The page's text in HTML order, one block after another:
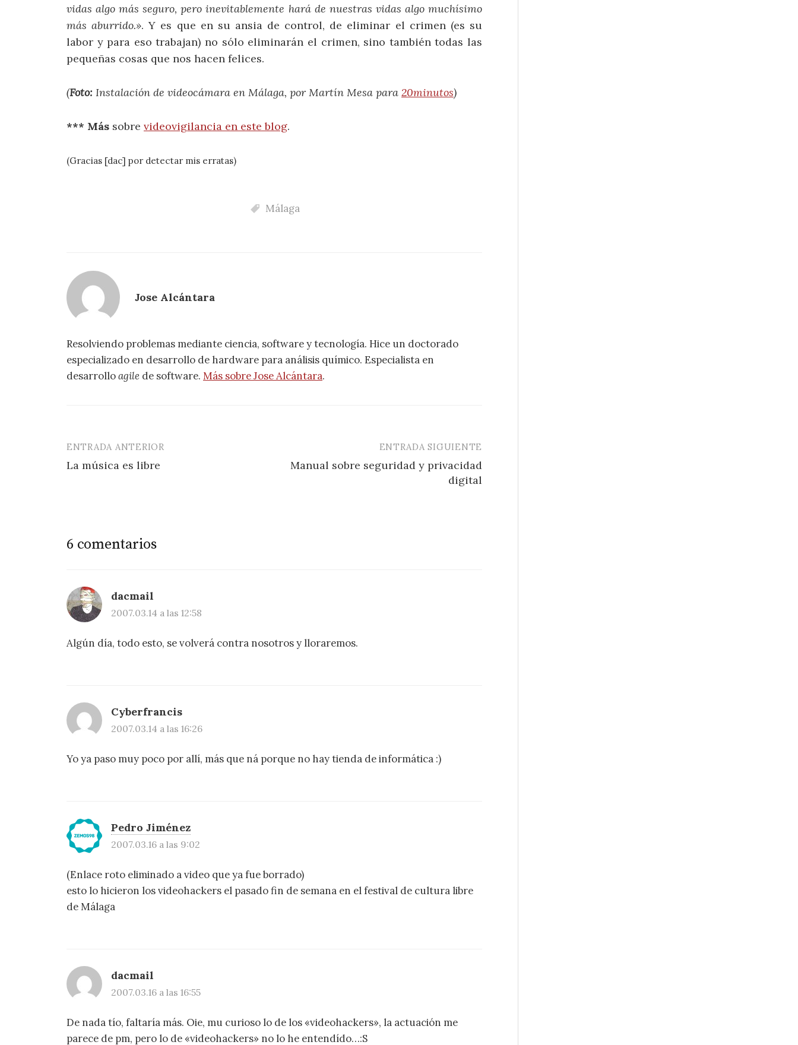
vidas algo más seguro, pero inevitablemente hará de nuestras vidas algo muchísimo
más aburrido.». Y es que en su ansia de control, de eliminar el crimen (es su
labor y para eso trabajan) no sólo eliminarán el crimen, sino también todas las
pequeñas cosas que nos hacen felices.
(Foto: Instalación de videocámara en Málaga, por Martín Mesa para 20minutos)
*** Más sobre videovigilancia en este blog.
(Gracias [dac] por detectar mis erratas)
Málaga
Jose Alcántara
Resolviendo problemas mediante ciencia, software y tecnología. Hice un doctorado
especializado en desarrollo de hardware para análisis químico. Especialista en
desarrolloagile de software. Más sobre Jose Alcántara.
Navegación
de
ENTRADA ANTERIOR
La música es libre
ENTRADA SIGUIENTE
Manual sobre seguridad y privacidad
digital
6 comentarios
dacmail
2007.03.14 a las 12:58
Algún día, todo esto, se volverá contra nosotros y lloraremos.
Cyberfrancis
2007.03.14 a las 16:26
Yo ya paso muy poco por allí, más que ná porque no hay tienda de informática :)
Pedro Jiménez
2007.03.16 a las 9:02
(Enlace roto eliminado a video que ya fue borrado)
esto lo hicieron los videohackers el pasado fin de semana en el festival de cultura libre
de Málaga
dacmail
2007.03.16 a las 16:55
De nada tío, faltaría más. Oie, mu curioso lo de los «videohackers», la actuación me
parece de pm, pero lo de «videohackers» no lo he entendído…:S